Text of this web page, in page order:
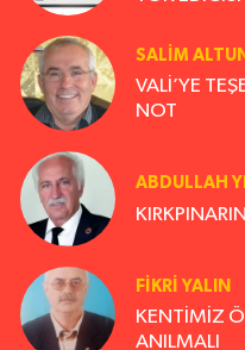
SALIM
VALİ’YE
NOT
ABDULLAH
FİKRİ YALIN
KENTİMİZ
ANILMALI